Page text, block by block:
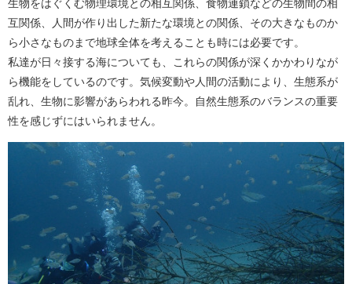
生物をはぐくむ物理環境との相互関係、食物連鎖などの生物間の相
互関係、人間が作り出した新たな環境との関係、その大きなものか
ら小さなものまで地球全体を考えることも時には必要です。
私達が日々接する海についても、これらの関係が深くかかわりなが
ら機能をしているのです。気候変動や人間の活動により、生態系が
乱れ、生物に影響があらわれる昨今。自然生態系のバランスの重要
性を感じずにはいられません。